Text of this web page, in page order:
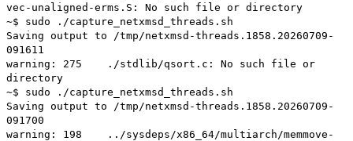
vec-unaligned-erms.S: No such file or directory
~$ sudo ./capture_netxmsd_threads.sh
Saving output to /tmp/netxmsd-threads.1858.20260709-
091611
warning: 275 ./stdlib/qsort.c: No such file or
directory
~$ sudo ./capture_netxmsd_threads.sh
Saving output to /tmp/netxmsd-threads.1858.20260709-
091700
warning: 198 ../sysdeps/x86_64/multiarch/memmove-